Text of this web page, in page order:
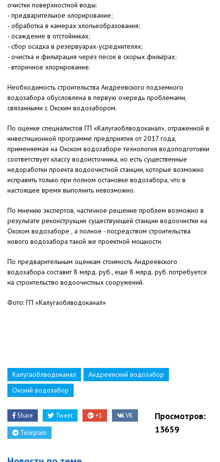
очистки поверхностной воды:
- предварительное хлорирование;
- обработка в камерах хлопьеобразования;
- осаждение в отстойниках;
- сбор осадка в резервуарах-усреднителях;
- очистка и фильтрация через песок в скорых фильтрах;
- вторичное хлорирование.
Необходимость строительства Андреевского подземного
водозабора обусловлена в первую очередь проблемами,
связанными с Окским водозабором.
По оценке специалистов ГП «Калугаоблводоканал», отраженной в
инвестиционной программе предприятия от 2017 года,
применяемая на Окском водозаборе технология водоподготовки
соответствует классу водоисточника, но есть существенные
недоработки проекта водоочистной станции, которые возможно
исправить только при полном остановке водозабора, что в
настоящее время выполнить невозможно.
По мнению экспертов, частичное решение проблем возможно в
результате реконструкции существующей станции водоочистки на
Окском водозаборе , а полное - посредством строительства
нового водозабора такой же проектной мощности.
По предварительным оценкам стоимость Андреевского
водозабора составит 8 млрд. руб., еще 8 млрд. руб. потребуется
на строительство водоочистных сооружений.
Фото: ГП «Калугаоблводоканал»
Калугаоблводоканал
Андреевский водозабор
Окский водозабор
Share Tweet +1 VK
Telegram
Просмотров:
13659